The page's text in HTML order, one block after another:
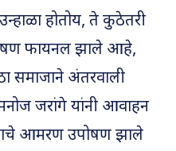
होतोय, ते कुठेतरी
फायनल झाले आहे,
समाजाने अंतरवाली
जरांगे यांनी आवाहन
आमरण उपोषण झाले